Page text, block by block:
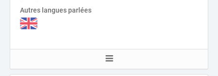
Autres langues parlées